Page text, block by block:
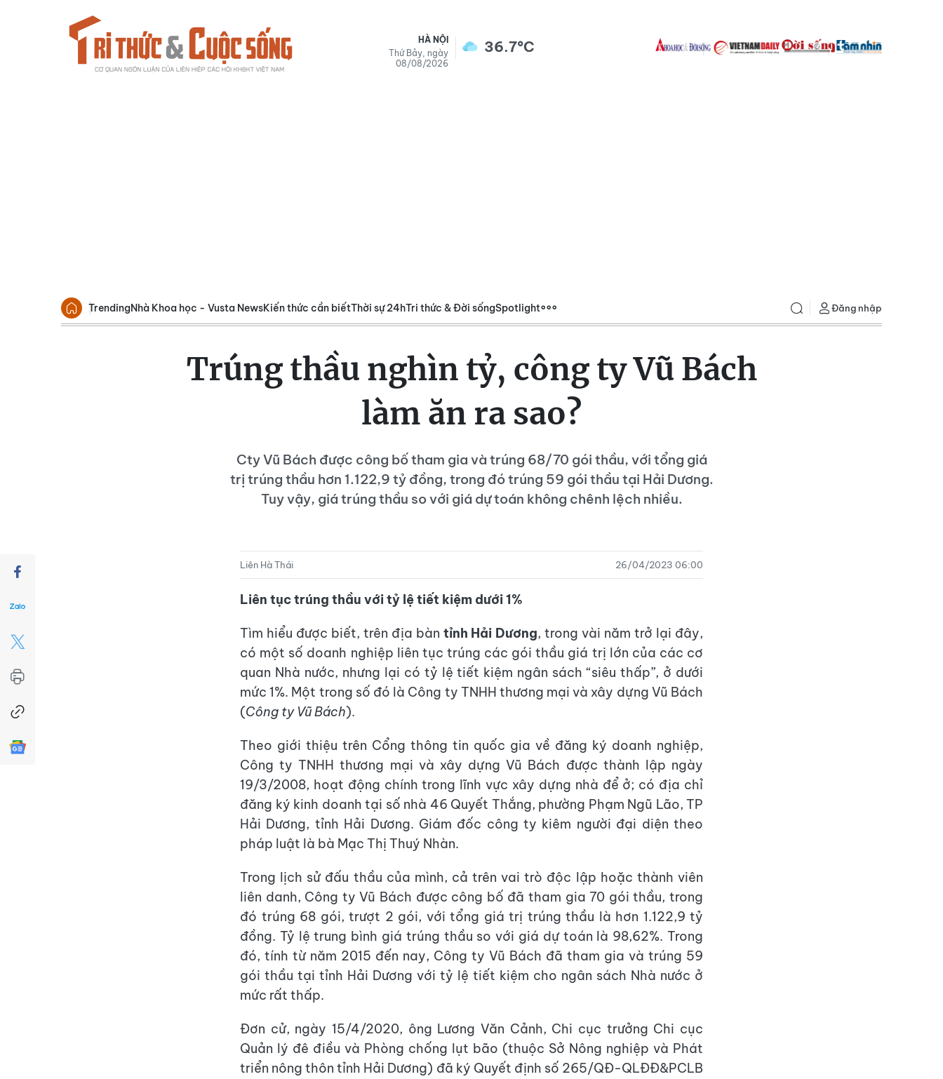
HÀ NỘI
Thứ Bảy, ngày
08/08/2026
36.7°C
TrendingNhà Khoa học - Vusta NewsKiến thức cần biếtThời sự 24hTri thức & Đời sốngSpotlight Đăng nhập
Trúng thầu nghìn tỷ, công ty Vũ Bách
làm ăn ra sao?
Cty Vũ Bách được công bố tham gia và trúng 68/70 gói thầu, với tổng giá
trị trúng thầu hơn 1.122,9 tỷ đồng, trong đó trúng 59 gói thầu tại Hải Dương.
Tuy vậy, giá trúng thầu so với giá dự toán không chênh lệch nhiều.
Liên Hà Thái 26/04/2023 06:00
Liên tục trúng thầu với tỷ lệ tiết kiệm dưới 1%
Tìm hiểu được biết, trên địa bàn tỉnh Hải Dương, trong vài năm trở lại đây,
có một số doanh nghiệp liên tục trúng các gói thầu giá trị lớn của các cơ
quan Nhà nước, nhưng lại có tỷ lệ tiết kiệm ngân sách “siêu thấp”, ở dưới
mức 1%. Một trong số đó là Công ty TNHH thương mại và xây dựng Vũ Bách
(Công ty Vũ Bách).
Theo giới thiệu trên Cổng thông tin quốc gia về đăng ký doanh nghiệp,
Công ty TNHH thương mại và xây dựng Vũ Bách được thành lập ngày
19/3/2008, hoạt động chính trong lĩnh vực xây dựng nhà để ở; có địa chỉ
đăng ký kinh doanh tại số nhà 46 Quyết Thắng, phường Phạm Ngũ Lão, TP
Hải Dương, tỉnh Hải Dương. Giám đốc công ty kiêm người đại diện theo
pháp luật là bà Mạc Thị Thuý Nhàn.
Trong lịch sử đấu thầu của mình, cả trên vai trò độc lập hoặc thành viên
liên danh, Công ty Vũ Bách được công bố đã tham gia 70 gói thầu, trong
đó trúng 68 gói, trượt 2 gói, với tổng giá trị trúng thầu là hơn 1.122,9 tỷ
đồng. Tỷ lệ trung bình giá trúng thầu so với giá dự toán là 98,62%. Trong
đó, tính từ năm 2015 đến nay, Công ty Vũ Bách đã tham gia và trúng 59
gói thầu tại tỉnh Hải Dương với tỷ lệ tiết kiệm cho ngân sách Nhà nước ở
mức rất thấp.
Đơn cử, ngày 15/4/2020, ông Lương Văn Cảnh, Chi cục trưởng Chi cục
Quản lý đê điều và Phòng chống lụt bão (thuộc Sở Nông nghiệp và Phát
triển nông thôn tỉnh Hải Dương) đã ký Quyết định số 265/QĐ-QLĐĐ&PCLB